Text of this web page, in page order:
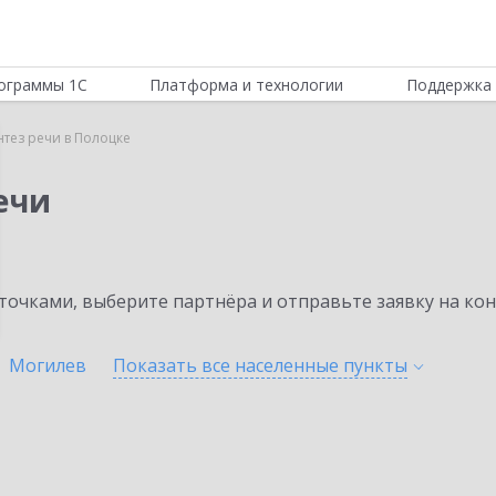
1С Платформа и технологии Поддержка
речи в Полоцке
выберите партнёра и отправьте заявку на
Могилев Показать все населенные пункты